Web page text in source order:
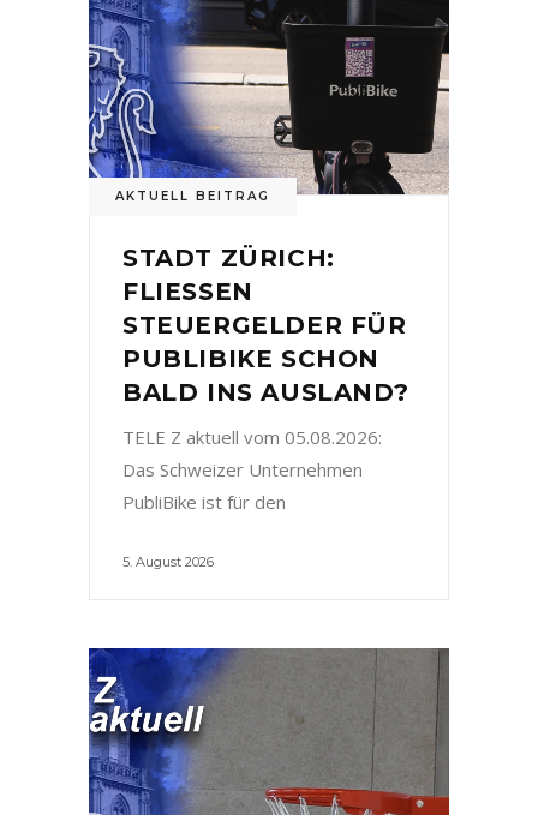
AKTUELL BEITRAG
STADT ZÜRICH:
FLIESSEN
STEUERGELDER FÜR
PUBLIBIKE SCHON
BALD INS AUSLAND?
TELE Z aktuell vom 05.08.2026:
Das Schweizer Unternehmen
PubliBike ist für den
5. August 2026